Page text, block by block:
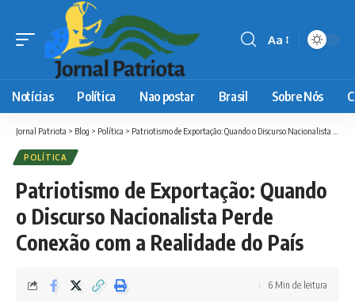
Font
Aa
Notícias Política Nao postar Brasil Sobre Nós
Jornal Patriota > Blog > Política > Patriotismo de Exportação: Quando o Discurso Nacionalista Perde Conexão com a Realidade do País
POLÍTICA
Patriotismo de Exportação: Quando
o Discurso Nacionalista Perde
Conexão com a Realidade do País
6 Min de leitura